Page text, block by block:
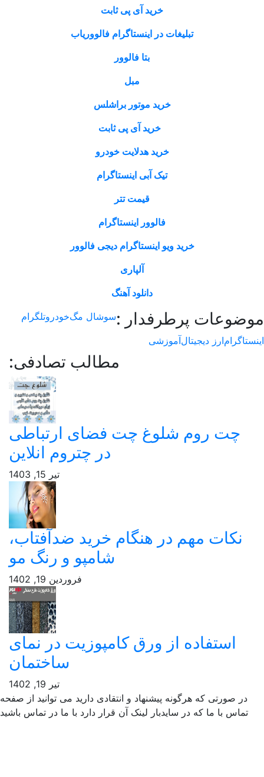
خرید آی پی ثابت
تبلیغات در اینستاگرام فالووریاب
بتا فالوور
خرید موتور براشلس
خرید آی پی ثابت
خرید هدلایت خودرو
تیک آبی اینستاگرام
قیمت تتر
فالوور اینستاگرام
خرید ویو اینستاگرام دیجی فالوور
آلپاری
دانلود آهنگ
پرطرفدار : سوشال مگخودروتلگرام
ارز دیجیتالآموزشی
مطالب تصادفی:
چت روم شلوغ چت فضای ارتباطی
در چتروم انلاین
نکات مهم در هنگام خرید ضدآفتاب،
شامپو و رنگ مو
فروردین 19, 1402
استفاده از ورق کامپوزیت در نمای
ساختمان
صورتی که هرگونه پیشنهاد و انتقادی دارید می توانید از صفحه
با ما که در سایدبار لینک آن قرار دارد با ما در تماس باشید